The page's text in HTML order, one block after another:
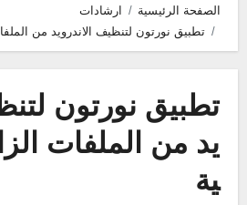
الصفحة الرئيسية
ارشادات
تطبيق نورتون لتنظيف الاندرويد من
تطبيق نورتون
يد من الملفات
ية